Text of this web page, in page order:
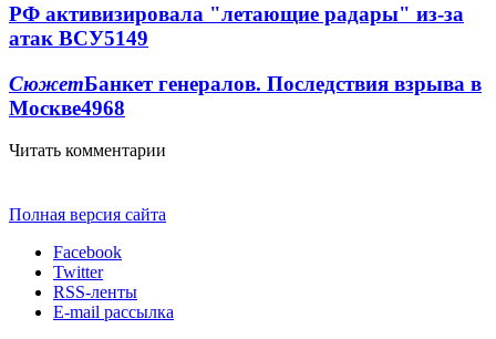
РФ активизировала "летающие радары" из-за
атак ВСУ5149
СюжетБанкет генералов. Последствия взрыва в
Москве4968
Читать комментарии
Полная версия сайта
Facebook
Twitter
RSS-ленты
E-mail рассылка